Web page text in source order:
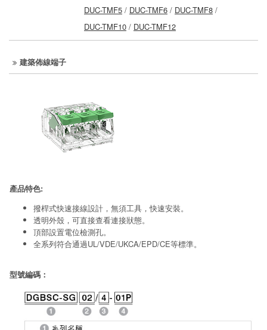
DUC-TMF5 / DUC-TMF6 / DUC-TMF8 /
DUC-TMF10 / DUC-TMF12
建築佈線端子
產品特色:
撥桿式快速接線設計，無須工具，快速安裝。
透明外殼，可直接查看連接狀態。
頂部設置電位檢測孔。
全系列符合通過UL/VDE/UKCA/EPD/CE等標準。
型號編碼：